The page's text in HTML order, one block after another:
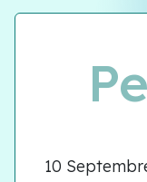
Meet our team
10